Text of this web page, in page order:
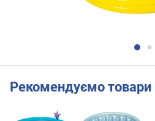
Рекомендуємо товари